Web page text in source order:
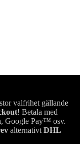
valfrihet gällande
! Betala med
Google Pay™ osv.
alternativt DHL